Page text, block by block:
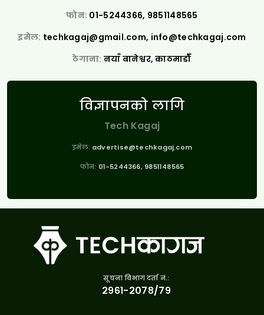
फोन: 01-5244366, 9851148565
इमेल: techkagaj@gmail.com, info@techkagaj.com
ठेगाना: नयाँ बानेश्वर, काठमाडौँ
विज्ञापनको लागि
Tech Kagaj
इमेल: advertise@techkagaj.com
फोन: 01-5244366, 9851148565
सूचना विभाग दर्ता नं.:
२९६१-२०७८/७९